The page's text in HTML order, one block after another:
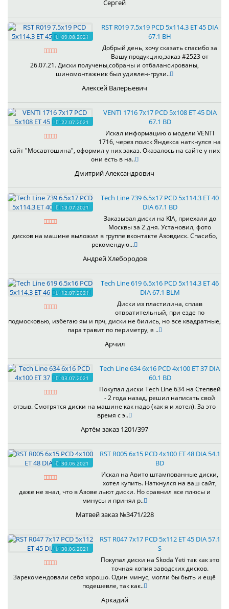
Сергей
09.08.2021
RST R019 7.5x19 PCD 5x114.3 ET 45 DIA
67.1 BH
Добрый день, хочу сказать спасибо за
Вашу продукцию,заказ #2523 от
26.07.21. Диски получены,собраны и отбалансированы,
шиномонтажник был удивлен-грузи..
Алексей Валерьевич
22.07.2021
VENTI 1716 7x17 PCD 5x108 ET 45 DIA
67.1 BD
Искал информацию о модели VENTI
1716, через поиск Яндекса наткнулся на
сайт "Мосавтошина", оформил у них заказ. Оказалось на сайте у них
они есть в на..
Дмитрий Александрович
13.07.2021
Tech Line 739 6.5x17 PCD 5x114.3 ET 40
DIA 67.1 BD
Заказывал диски на KIA, приехали до
Москвы за 2 дня. Установил, фото
дисков на машине выложил в группе вконтакте Азовдиск. Спасибо,
рекомендую...
Андрей Хлебородов
12.07.2021
Tech Line 619 6.5x16 PCD 5x114.3 ET 46
DIA 67.1 BLM
Диски из пластилина, сплав
отвратительный, при езде по
подмосковью, избегаю ям и прч, диски не бились, но все квадратные,
пара травит по периметру, я ..
Арчил
03.07.2021
Tech Line 634 6x16 PCD 4x100 ET 37 DIA
60.1 BD
Покупал диски Tech Line 634 на Степвей
- 2 года назад, решил написать свой
отзыв. Смотрятся диски на машине как надо (как я и хотел). За это
время с э..
Артём заказ 1201/397
30.06.2021
RST R005 6x15 PCD 4x100 ET 48 DIA 54.1
BD
Искал на Авито штампованные диски,
хотел купить. Наткнулся на ваш сайт,
даже не знал, что в Азове льют диски. Но сравнил все плюсы и
минусы и принял р..
Матвей заказ №3471/228
30.06.2021
RST R047 7x17 PCD 5x112 ET 45 DIA 57.1
S
Покупал диски на Skoda Yeti так как это
точная копия заводских дисков.
Зарекомендовали себя хорошо. Один минус, могли бы быть и ещё
подешевле, так как..
Аркадий